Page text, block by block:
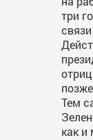
три
Тем
как и